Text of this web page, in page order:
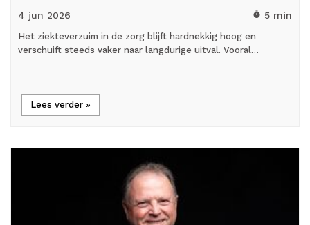
4 jun 2026 timer 5 min
Het ziekteverzuim in de zorg blijft hardnekkig hoog en
verschuift steeds vaker naar langdurige uitval. Vooral…
Lees verder »